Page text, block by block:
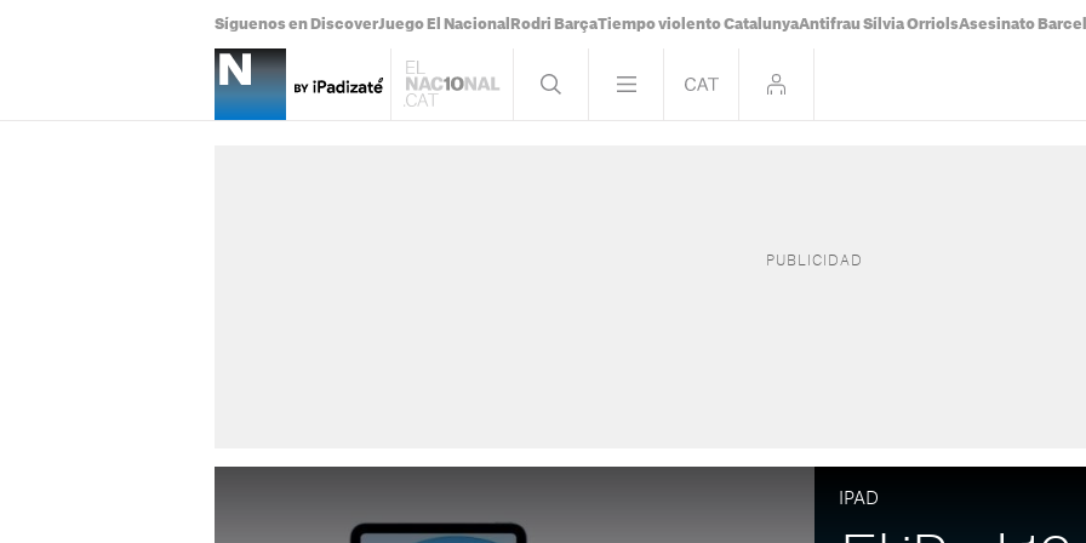
Síguenos en DiscoverJuego El Nacional Rodri BarçaTiempo violento CatalunyaAntifrau Sílvia OrriolsAsesinato
IPAD